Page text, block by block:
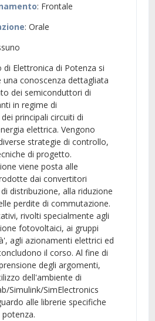
: Frontale
: Orale
di Elettronica di Potenza si
conoscenza dettagliata
dei semiconduttori di
in regime di
principali circuiti di
elettrica. Vengono
strategie di controllo,
di progetto.
viene posta alle
dai convertitori
distribuzione, alla riduzione
perdite di commutazione.
rivolti specialmente agli
fotovoltaici, ai gruppi
agli azionamenti elettrici ed
il corso. Al fine di
degli argomenti,
dell'ambiente di
Simulink/SimElectronics
alle librerie specifiche